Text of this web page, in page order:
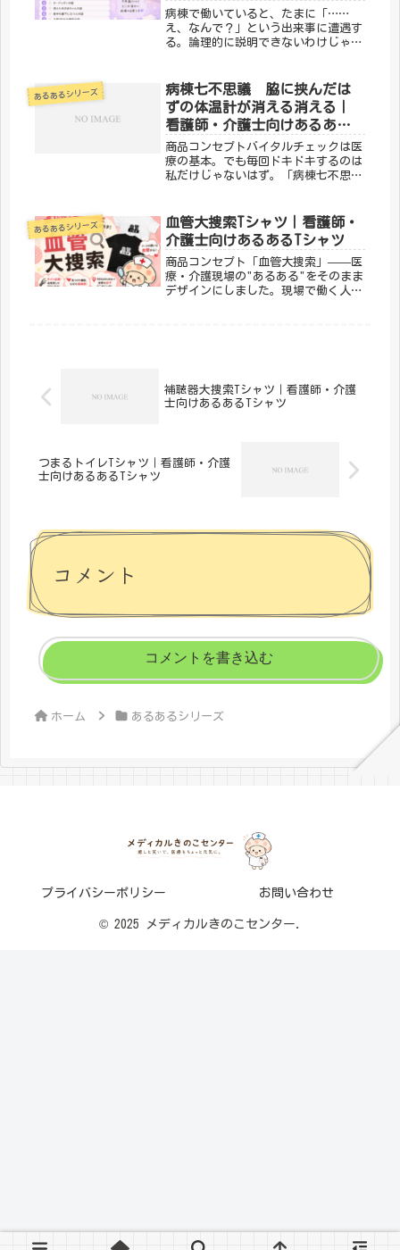
病棟で働いていると、たまに「……
え、なんで？」という出来事に遭遇す
る。論理的に説明できないわけじゃな
の七不思議」と呼んでいます。今回
は、私が実際に遭遇した摩訶不思議な
出来事...
あるあるシリーズ
病棟七不思議 脇に挟んだは
ずの体温計が消える消える｜
看護師・介護士向けあるあるT
シャツ
商品コンセプトバイタルチェックは医
療の基本。でも毎回ドキドキするのは
私だけじゃないはず。「病棟七不思
るあるあるをデザインにした一枚。医
療従事者なら思わずうなずいてしまい
ます...
あるあるシリーズ
血管大捜索Tシャツ｜看護師・
介護士向けあるあるTシャツ
商品コンセプト「血管大捜索」——医
療・介護現場の"あるある"をそのまま
デザインにしました。現場で働く人な
補聴器大捜索Tシャツ｜看護師・介護
士向けあるあるTシャツ
つまるトイレTシャツ｜看護師・介護
士向けあるあるTシャツ
コメント
コメントを書き込む
ホーム あるあるシリーズ
プライバシーポリシー お問い合わせ
© 2025 メディカルきのこセンター.